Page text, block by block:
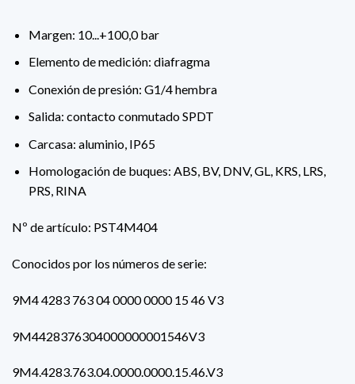
Margen: 10...+100,0 bar
Elemento de medición: diafragma
Conexión de presión: G1/4 hembra
Salida: contacto conmutado SPDT
Carcasa: aluminio, IP65
Homologación de buques: ABS, BV, DNV, GL, KRS, LRS,
PRS, RINA
Nº de artículo: PST4M404
Conocidos por los números de serie:
9M4 4283 763 04 0000 0000 15 46 V3
9M4428376304000000001546V3
9M4.4283.763.04.0000.0000.15.46.V3